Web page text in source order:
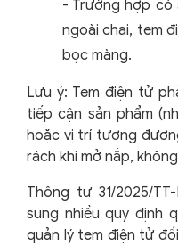
- Trường hợp có
ngoài chai, tem
bọc màng.
Lưu ý: Tem điện tử
tiếp cận sản phẩm
hoặc vị trí tương
rách khi mở nắp,
Thông tư 31/2025/
sung nhiều quy định
quản lý tem điện tử